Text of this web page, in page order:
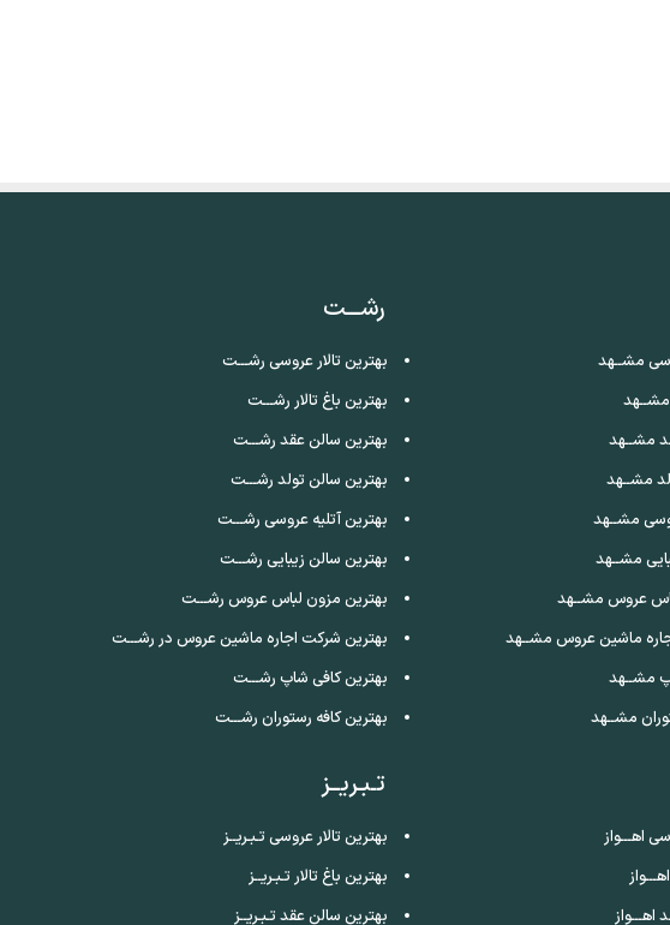
مشــهد
مشــهد
مشــهد
مشــهد
مشــهد
مشــهد
عروس مشــهد
ماشین عروس مشــهد
مشــهد
مشــهد
اهـــواز
رشـــت
بهترین تالار عروسی رشـــت
بهترین باغ تالار رشـــت
بهترین سالن عقد رشـــت
بهترین سالن تولد رشـــت
بهترین آتلیه عروسی رشـــت
بهترین سالن زیبایی رشـــت
بهترین مزون لباس عروس رشـــت
بهترین شرکت اجاره ماشین عروس در رشـــت
بهترین کافی شاپ رشـــت
بهترین کافه رستوران رشـــت
تـبـریــز
بهترین تالار عروسی تـبـریــز
بهترین باغ تالار تـبـریــز
بهترین سالن عقد تـبـریــز